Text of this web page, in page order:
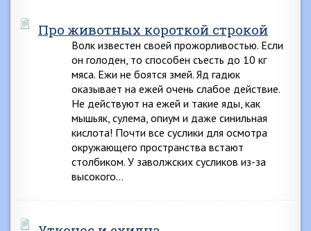
Про животных короткой строкой
Волк известен своей прожорливостью. Если
он голоден, то способен съесть до 10 кг
мяса. Ежи не боятся змей. Яд гадюк
оказывает на ежей очень слабое действие.
Не действуют на ежей и такие яды, как
мышьяк, сулема, опиум и даже синильная
кислота! Почти все суслики для осмотра
окружающего пространства встают
столбиком. У заволжских сусликов из-за
высокого…